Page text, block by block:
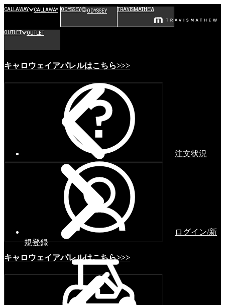
CALLAWAY CALLAWAY ODYSSEY ODYSSEY TRAVISMATHEW
OUTLET OUTLET
キャロウェイアパレルはこちら>>>
キャロウェイアパレルはこちら>>>
注文状況
ログイン/新
規登録